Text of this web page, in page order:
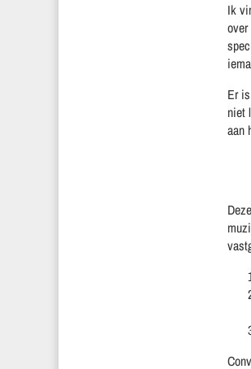
Ik
Er
niet
aan